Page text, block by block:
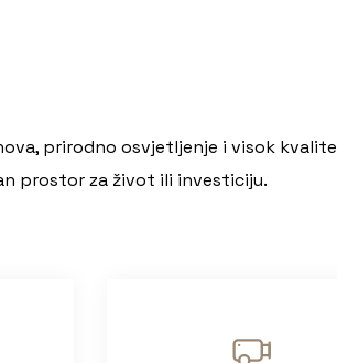
prirodno osvjetljenje i visok
prostor za život ili investiciju.